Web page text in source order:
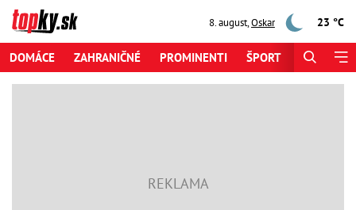
8. august,Oskar 23 °C
DOMÁCE ZAHRANIČNÉ PROMINENTI ŠPORT